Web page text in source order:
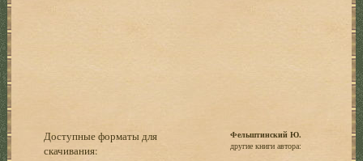
Доступные форматы для
скачивания:
Фельштинский Ю.
другие книги автора: